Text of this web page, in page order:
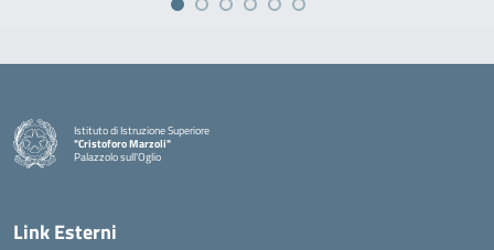
Istituto di Istruzione Superiore
"Cristoforo Marzoli"
Palazzolo sull'Oglio
— Visita la pagina iniziale della scuola
Link Esterni